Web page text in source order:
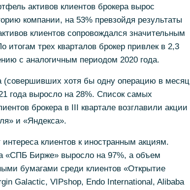
активов клиентов брокера вырос
компании, на 53% превзойдя результаты
клиентов сопровождался значительным
трех кварталов брокер привлек в 2,3
с аналогичным периодом 2020 года.
(совершивших хотя бы одну операцию в месяц
года выросло на 28%. Список самых
брокера в III квартале возглавили акции
и «Яндекса».
клиентов к иностранным акциям.
«СПБ Бирже» выросло на 97%, а объем
бумагами среди клиентов «Открытие
Galactic, VIPshop, Endo International, Alibaba